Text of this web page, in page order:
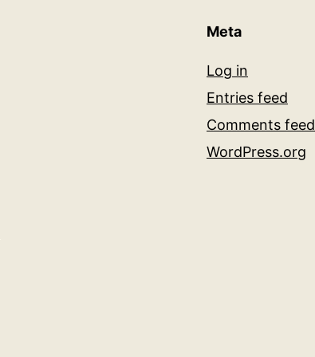
Meta
Log in
Entries feed
Comments feed
WordPress.org